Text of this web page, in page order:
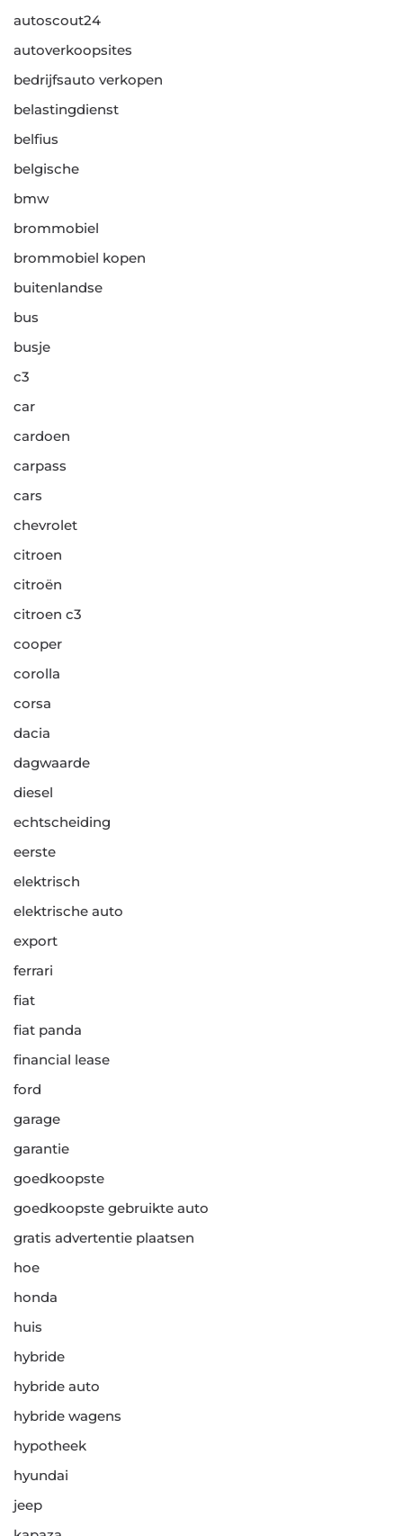
autoscout24
autoverkoopsites
bedrijfsauto verkopen
belastingdienst
belfius
belgische
bmw
brommobiel
brommobiel kopen
buitenlandse
bus
busje
c3
car
cardoen
carpass
cars
chevrolet
citroen
citroën
citroen c3
cooper
corolla
corsa
dacia
dagwaarde
diesel
echtscheiding
eerste
elektrisch
elektrische auto
export
ferrari
fiat
fiat panda
financial lease
ford
garage
garantie
goedkoopste
goedkoopste gebruikte auto
gratis advertentie plaatsen
hoe
honda
huis
hybride
hybride auto
hybride wagens
hypotheek
hyundai
jeep